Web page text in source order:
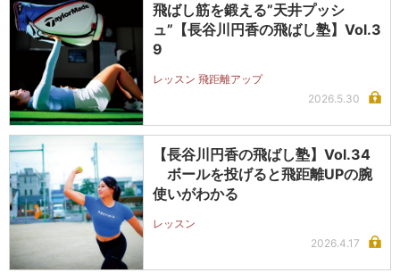
飛ばし筋を鍛える”天井プッシ
ュ”【長谷川円香の飛ばし塾】Vol.3
9
レッスン 飛距離アップ
2026.5.30
【長谷川円香の飛ばし塾】Vol.34
ボールを投げると飛距離UPの腕
使いがわかる
レッスン
2026.4.17